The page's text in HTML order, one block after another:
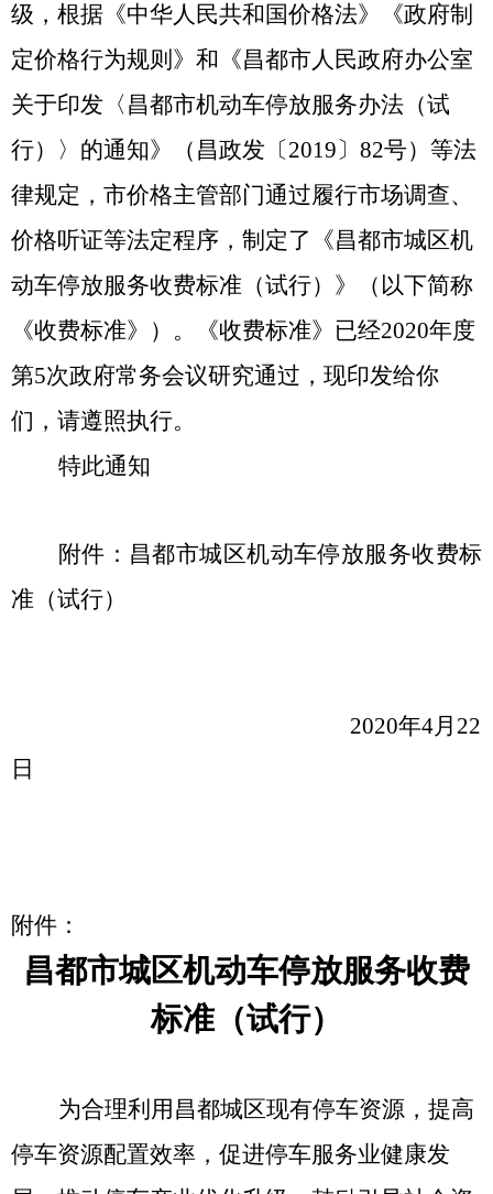
级，根据《中华人民共和国价格法》《政府制
定价格行为规则》和《昌都市人民政府办公室
关于印发〈昌都市机动车停放服务办法（试
行）〉的通知》（昌政发〔2019〕82号）等法
律规定，市价格主管部门通过履行市场调查、
价格听证等法定程序，制定了《昌都市城区机
动车停放服务收费标准（试行）》（以下简称
《收费标准》）。《收费标准》 已经2020年度
第5次政府常务会议研究通过 ，现印发给你
们，请遵照执行。
特此通知
附件 ： 昌都市城区机动车停放服务收费标
准（试行）
2020年4月 22
日
附件：
昌都市城区机动车停放服务收费
标准（试行）
为合理利用昌都城区现有停车资源， 提高
停车资源配置效率， 促进停车服务业健康发